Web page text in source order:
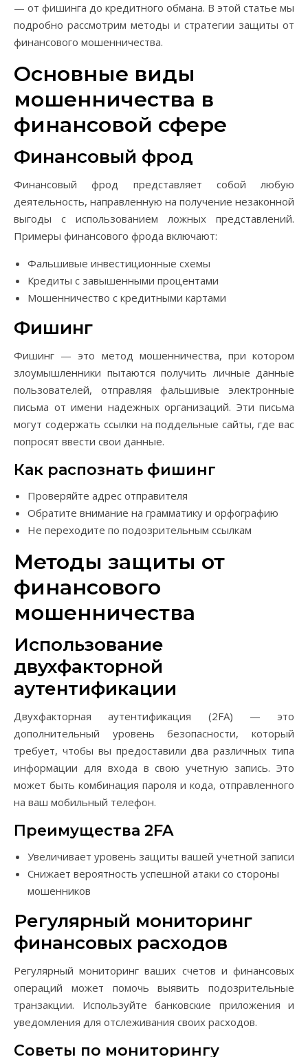
— от фишинга до кредитного обмана. В этой статье мы
подробно рассмотрим методы и стратегии защиты от
финансового мошенничества.
Основные виды
мошенничества в
финансовой сфере
Финансовый фрод
Финансовый фрод представляет собой любую
деятельность, направленную на получение незаконной
выгоды с использованием ложных представлений.
Примеры финансового фрода включают:
Фальшивые инвестиционные схемы
Кредиты с завышенными процентами
Мошенничество с кредитными картами
Фишинг
Фишинг — это метод мошенничества, при котором
злоумышленники пытаются получить личные данные
пользователей, отправляя фальшивые электронные
письма от имени надежных организаций. Эти письма
могут содержать ссылки на поддельные сайты, где вас
попросят ввести свои данные.
Как распознать фишинг
Проверяйте адрес отправителя
Обратите внимание на грамматику и орфографию
Не переходите по подозрительным ссылкам
Методы защиты от
финансового
мошенничества
Использование
двухфакторной
аутентификации
Двухфакторная аутентификация (2FA) — это
дополнительный уровень безопасности, который
требует, чтобы вы предоставили два различных типа
информации для входа в свою учетную запись. Это
может быть комбинация пароля и кода, отправленного
на ваш мобильный телефон.
Преимущества 2FA
Увеличивает уровень защиты вашей учетной записи
Снижает вероятность успешной атаки со стороны
мошенников
Регулярный мониторинг
финансовых расходов
Регулярный мониторинг ваших счетов и финансовых
операций может помочь выявить подозрительные
транзакции. Используйте банковские приложения и
уведомления для отслеживания своих расходов.
Советы по мониторингу